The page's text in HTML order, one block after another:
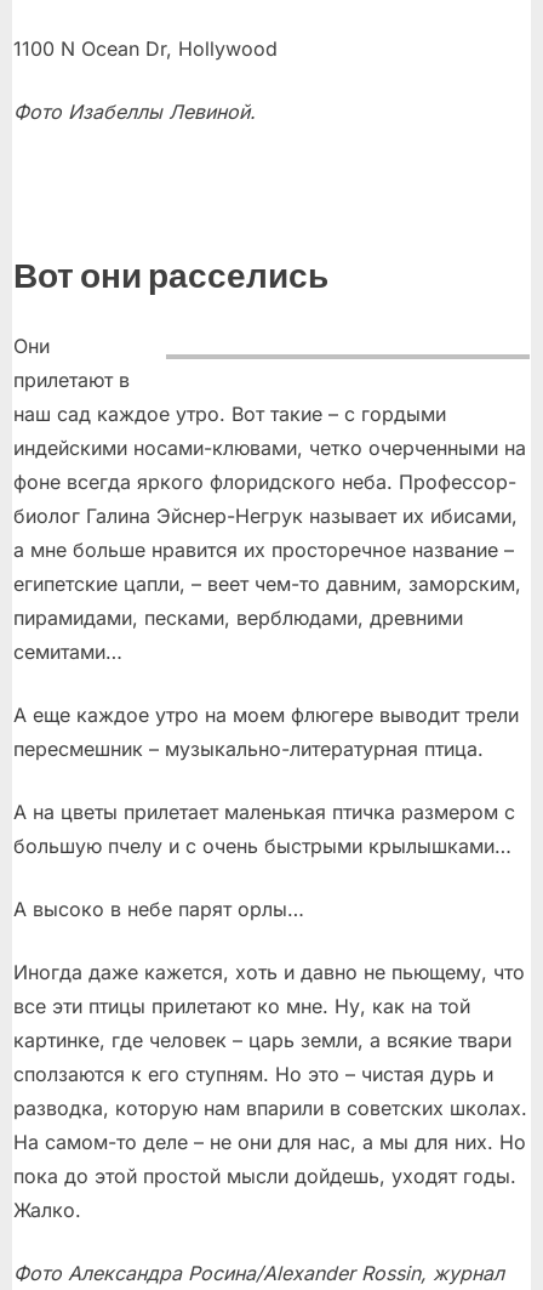
1100 N Ocean Dr, Hollywood
Фото Изабеллы Левиной.
Вот они расселись
Они
прилетают в
наш сад каждое утро. Вот такие – с гордыми
индейскими носами-клювами, четко очерченными на
фоне всегда яркого флоридского неба. Профессор-
биолог Галина Эйснер-Негрук называет их ибисами,
а мне больше нравится их просторечное название –
египетские цапли, – веет чем-то давним, заморским,
пирамидами, песками, верблюдами, древними
семитами…
А еще каждое утро на моем флюгере выводит трели
пересмешник – музыкально-литературная птица.
А на цветы прилетает маленькая птичка размером с
большую пчелу и с очень быстрыми крылышками…
А высоко в небе парят орлы…
Иногда даже кажется, хоть и давно не пьющему, что
все эти птицы прилетают ко мне. Ну, как на той
картинке, где человек – царь земли, а всякие твари
сползаются к его ступням. Но это – чистая дурь и
разводка, которую нам впарили в советских школах.
На самом-то деле – не они для нас, а мы для них. Но
пока до этой простой мысли дойдешь, уходят годы.
Жалко.
Фото Александра Росина/Alexander Rossin, журнал